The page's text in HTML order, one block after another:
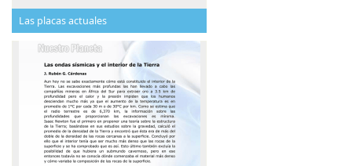
Las placas actuales